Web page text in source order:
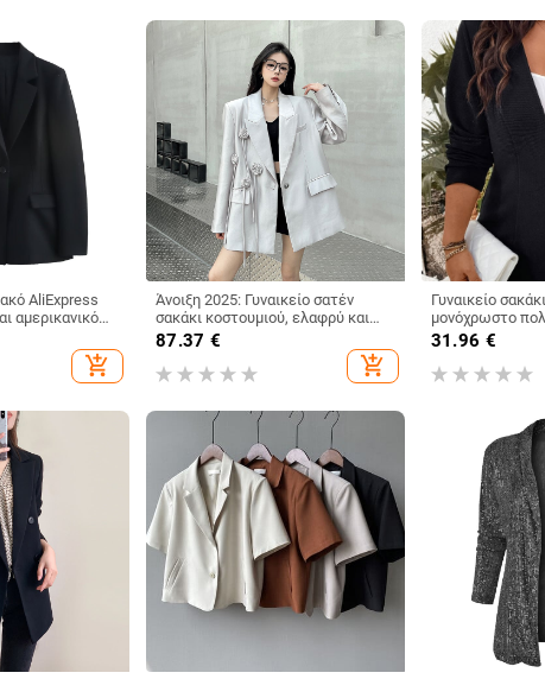
AliExpress
αμερικανικό
γυναικείων
στον ώμο
add_shopping_cart
Άνοιξη 2025: Γυναικείο σατέν
σακάκι κοστουμιού, ελαφρύ και
φαρδύ, με διακόσμηση από
τριαντάφυλλα
87.37 €
add_shopping_cart
Γυναικείο
μονόχρωστο
μπροστινό
κουμπί, μακριά
κοστουμιού,
31.96 €